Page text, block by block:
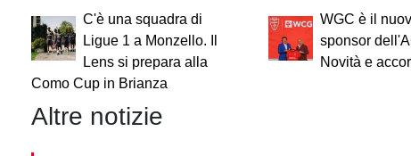
C'è una squadra di
Ligue 1 a Monzello. Il
Lens si prepara alla
Como Cup in Brianza
WGC è il
sponsor
Novità e
Altre notizie